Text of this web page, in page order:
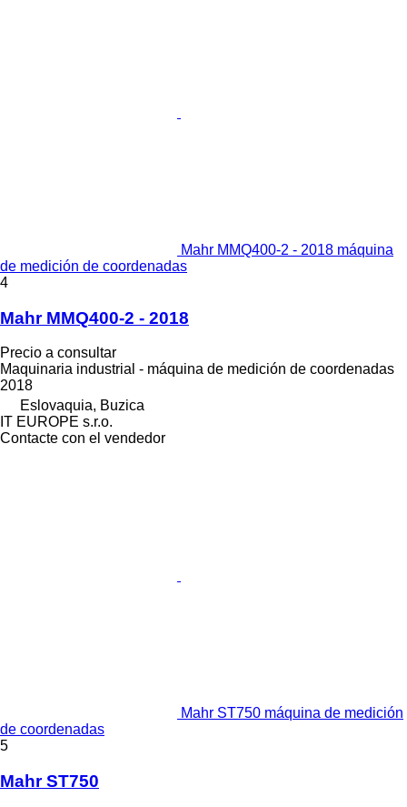
Mahr MMQ400-2 - 2018 máquina
de medición de coordenadas
4
Mahr MMQ400-2 - 2018
Precio a consultar
Maquinaria industrial - máquina de medición de coordenadas
2018
Eslovaquia, Buzica
IT EUROPE s.r.o.
Contacte con el vendedor
Mahr ST750 máquina de medición
de coordenadas
5
Mahr ST750